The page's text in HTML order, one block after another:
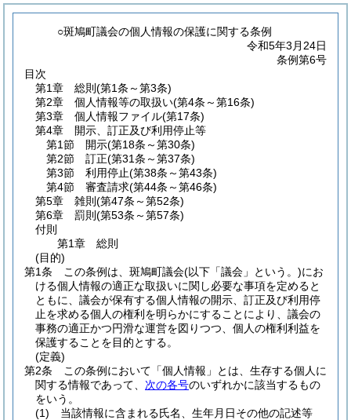
○斑鳩町議会の個人情報の保護に関する条例
令和5年3月24日
条例第6号
目次
第1章
総則 (第1条～第3条)
第2章
個人情報等の取扱い(第4条～第16条)
第3章
個人情報ファイル(第17条)
第4章
開示、訂正及び利用停止等
第1節
開示(第18条～第30条)
第2節
訂正(第31条～第37条)
第3節
利用停止(第38条～第43条)
第4節
審査請求(第44条～第46条)
第5章
雑則 (第47条～第52条)
第6章
罰則 (第53条～第57条)
付則
第1章
総則
(目的)
第1条
この条例は、斑鳩町議会(以下「議会」という。)にお
ける個人情報の適正な取扱いに関し必要な事項を定めると
ともに、議会が保有する個人情報の開示、訂正及び利用停
止を求める個人の権利を明らかにすることにより、議会の
事務の適正かつ円滑な運営を図りつつ、個人の権利利益を
保護することを目的とする。
(定義)
第2条
この条例において「個人情報」とは、生存する個人に
関する情報であって、 次の各号のいずれかに該当するもの
をいう。
(1)
当該情報に含まれる氏名、生年月日その他の記述等